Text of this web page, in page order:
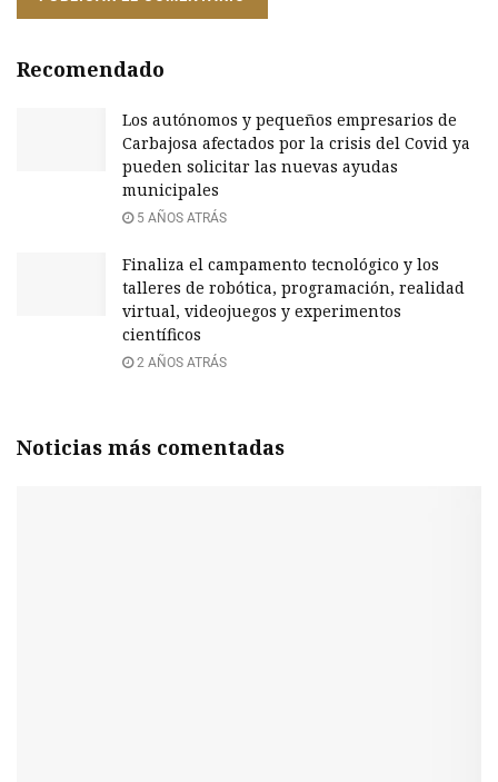
Recomendado
Los autónomos y pequeños empresarios de
Carbajosa afectados por la crisis del Covid ya
pueden solicitar las nuevas ayudas
municipales
5 AÑOS ATRÁS
Finaliza el campamento tecnológico y los
talleres de robótica, programación, realidad
virtual, videojuegos y experimentos
científicos
2 AÑOS ATRÁS
Noticias más comentadas